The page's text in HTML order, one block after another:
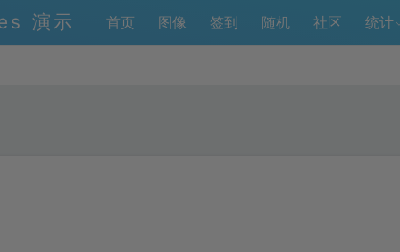
演示 首页 图像 签到 随机 社区 统计